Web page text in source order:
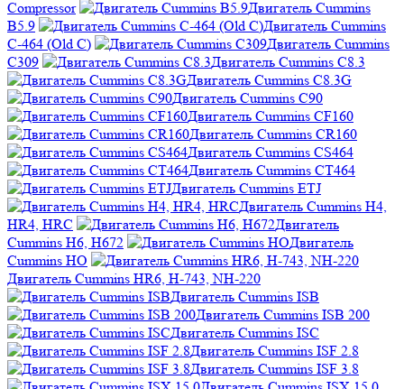
Compressor
Двигатель Cummins
B5.9
Двигатель Cummins
C-464 (Old C)
Двигатель Cummins
C309
Двигатель Cummins C8.3
Двигатель Cummins C8.3G
Двигатель Cummins C90
Двигатель Cummins CF160
Двигатель Cummins CR160
Двигатель Cummins CS464
Двигатель Cummins CT464
Двигатель Cummins ETJ
Двигатель Cummins H4,
HR4, HRC
Двигатель
Cummins H6, H672
Двигатель
Cummins HO
Двигатель Cummins HR6, H-743, NH-220
Двигатель Cummins ISB
Двигатель Cummins ISB 200
Двигатель Cummins ISC
Двигатель Cummins ISF 2.8
Двигатель Cummins ISF 3.8